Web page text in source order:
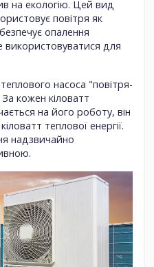
на екологію. Цей вид
повітря як
опалення
для
насоса "повітря-
кожен кіловатт
на його роботу, він
теплової енергії.
надзвичайно